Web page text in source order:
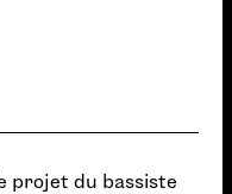
projet du bassiste